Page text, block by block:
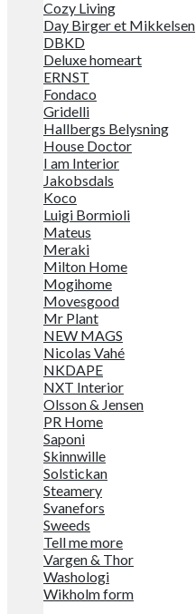
Cozy Living
Day Birger et Mikkelsen
DBKD
Deluxe homeart
ERNST
Fondaco
Gridelli
Hallbergs Belysning
House Doctor
I am Interior
Jakobsdals
Koco
Luigi Bormioli
Mateus
Meraki
Milton Home
Mogihome
Movesgood
Mr Plant
NEW MAGS
Nicolas Vahé
NKDAPE
NXT Interior
Olsson & Jensen
PR Home
Saponi
Skinnwille
Solstickan
Steamery
Svanefors
Sweeds
Tell me more
Vargen & Thor
Washologi
Wikholm form